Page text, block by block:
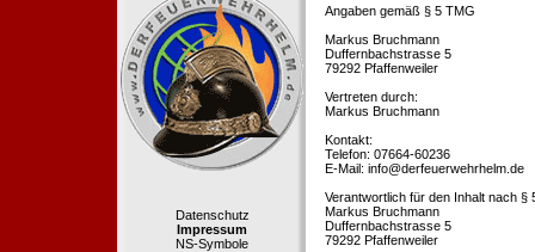
Datenschutz
Impressum
NS-Symbole
Angaben gemäß § 5 TMG
Markus Bruchmann
Duffernbachstrasse 5
79292 Pfaffenweiler
Vertreten durch:
Markus Bruchmann
Kontakt:
Telefon: 07664-60236
E-Mail: info@derfeuerwehrhelm.de
Verantwortlich für den Inhalt nach §
Markus Bruchmann
Duffernbachstrasse 5
79292 Pfaffenweiler